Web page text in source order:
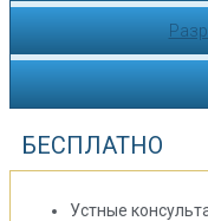
БЕСПЛАТНО
Устные